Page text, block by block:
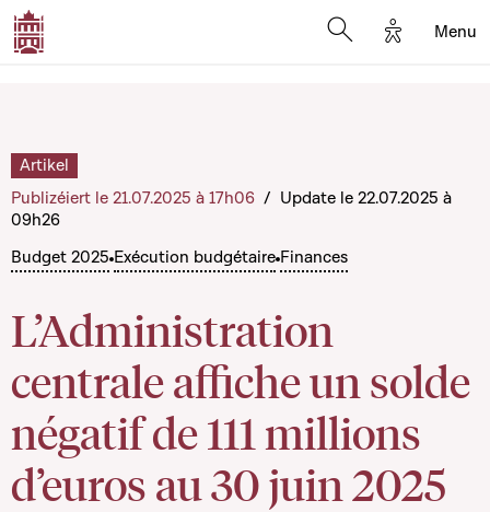
Options
Menu
Budget 2025 Exécution budgétaire Finances
L’Administration
centrale affiche un solde
négatif de 111 millions
d’euros au 30 juin 2025
Artikel
Publizéiert le 21.07.2025 à 17h06 / Update le 22.07.2025 à
09h26